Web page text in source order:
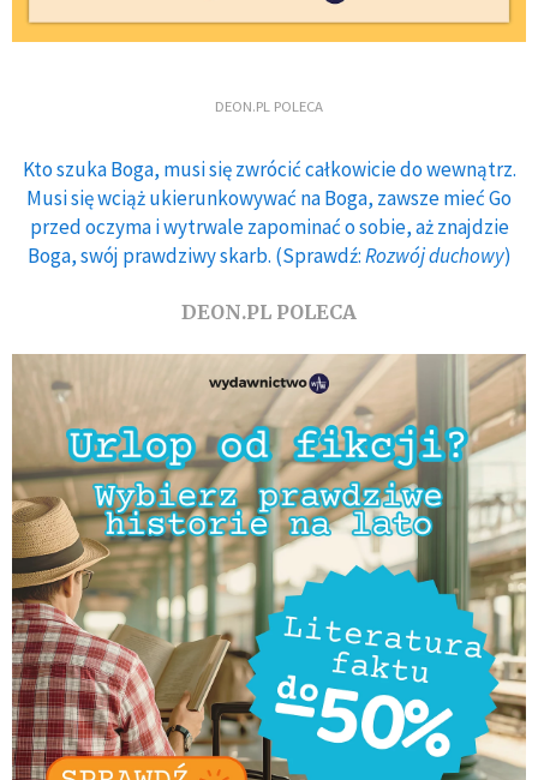
DEON.PL POLECA
Kto szuka Boga, musi się zwrócić całkowicie do wewnątrz.
Musi się wciąż ukierunkowywać na Boga, zawsze mieć Go
przed oczyma i wytrwale zapominać o sobie, aż znajdzie
Boga, swój prawdziwy skarb. (Sprawdź:Rozwój duchowy)
DEON.PL POLECA